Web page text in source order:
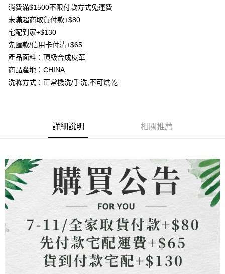
【大哥付你分期使用說明】
2.付款方式選擇「大哥付你分期」，訂單成立後會自動跳轉到大哥付的交易
流程，驗證手機門號後，選擇欲分期的期數、繳款截止日，確認付款後即完
成交易。
3.實際核准額度、可分期數及費用金額請依後續交易確認頁面所載為準。
4.訂單成立30分鐘內，如未前往確認交易或遇審核未通過，訂單將自動取
消。如遇「轉專審核」未通過狀況，表示未達大哥付你分期系統評分，恕無
【繳款方式說明】
帳／街口支付／iPASS MONEY」等通路繳費。
用戶於交易時，得透過本服務購買商品或服務，並由商店將買賣／分期付款
買賣價金債權讓與本公司後，依約使用本公司帳單繳交帳款。
2.基於同意付款使用「大哥付你分期」之契約關係目的，商店將以您的個人
資料（包含姓名、電話或地址）提供予台灣大哥大進項蒐集、處理及利用，
由本公司與您本人進行分期帳單所需資料之確認、核對及更正。
3.完整用戶服務條款，請詳閱以下連結：https://oppay.tw/userRule
AFTEE先享後付
相關說明
【關於「AFTEE先享後付」】
AFTEE先享後付是「在收到商品之後才付款」的支付方式。 讓您購物簡單
便利好安心！
１．簡單：不需註冊會員、不需綁卡、不需儲值。
２．便利：只要手機號碼，簡訊認證，即可結帳。
３．安心：先確認商品／服務後，再付款。
２．訂單成立數日內，您將收到繳費通知簡訊。
購買商品的店家。未經商家同意取消之訂單仍視為有效，需透過AFTEE先享
後付繳納相關費用。
※ 交易是否成功請以「AFTEE先享後付 」之結帳頁面顯示為準，若有關於
是否繳費成功／繳費後需取消欲退款等相關疑問，請聯繫「AFTEE先享後付
客戶支援中心」
https://netprotections.freshdesk.com/support/home
１．透過由恩沛科技股份有限公司提供之「AFTEE先享後付」服務完成之交
易，需依本服務之必要範圍內提供個人資料，並將交易相關給付款項請求債
權轉讓予恩沛科技股份有限公司。
２．關於個人資料處理事宜，請瀏覽以下網址：
https://aftee.tw/terms/#terms3
３．未成年的使用者請事先徵得法定代理人或監護人之同意方可使用
ATM付款
貨到付款
運送方式
先付款宅配到府
每筆NT$65，滿NT$1,500(含以上)免運費
貨到付款
每筆NT$130，滿NT$1,500(含以上)免運費
海外配送 查看運費
消費滿$1500不限付款方式免運費
未滿超商取貨付款+$80
宅配到家+$130
先匯款/信用卡付清+$65
產品面料：頂級合成皮革
商品產地：CHINA
洗滌方式：正常機洗/手洗,不可烘乾
詳細說明 相關推薦